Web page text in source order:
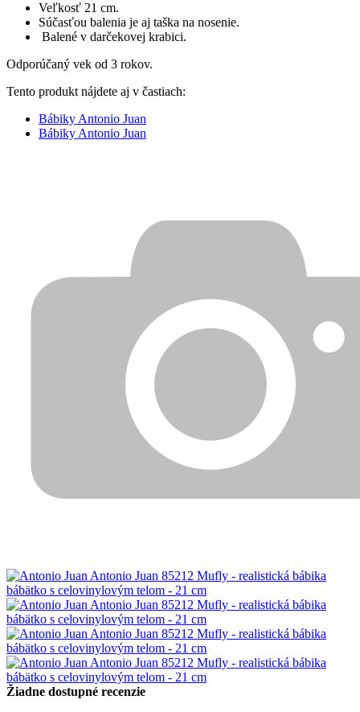
Veľkosť 21 cm.
Súčasťou balenia je aj taška na nosenie.
Balené v darčekovej krabici.
Odporúčaný vek od 3 rokov.
Tento produkt nájdete aj v častiach:
Bábiky Antonio Juan
Bábiky Antonio Juan
Žiadne dostupné recenzie